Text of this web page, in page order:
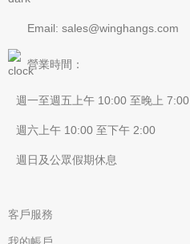
Email: sales@winghangs.com
營業時間：
週一至週五上午 10:00 至晚上 7:00
週六上午 10:00 至下午 2:00
週日及公眾假期休息
客戶服務
我的帳戶